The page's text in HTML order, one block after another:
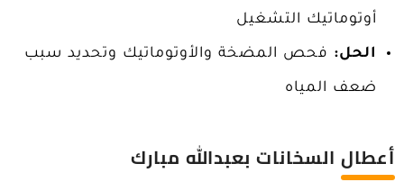
أوتوماتيك التشغيل
الحل: فحص المضخة والأوتوماتيك وتحديد سبب
ضعف المياه
أعطال السخانات بعبدالله مبارك